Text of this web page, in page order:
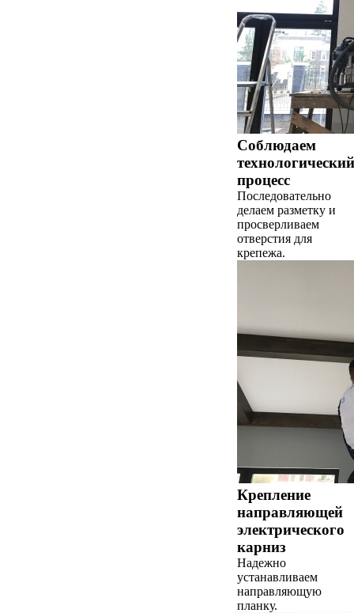
Соблюдаем
технологический
процесс
Последовательно
делаем разметку и
просверливаем
отверстия для
крепежа.
Крепление
направляющей
электрического
карниз
Надежно
устанавливаем
направляющую
планку.